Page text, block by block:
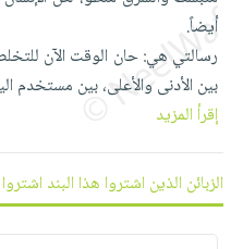
العناية
بالأسنان
الحمية
والتغذية
المائدة
الأوعية
والتخزين
أدوات
المطبخ
الأكثر
مبيعاً
العودة
للمدارس
كتب
اكسسوارات
منزلية
شحن
مجاني
بنود
مختارة
اشتراكات
كل
الاشتراكات
صندوق
بحث
متقدم
أيضاً.
رسالتي هي: حان الوقت الآن
بين الأدنى والأعلى، بين مستخدم
إقرأ المزيد
الزبائن الذين اشتروا هذا البند